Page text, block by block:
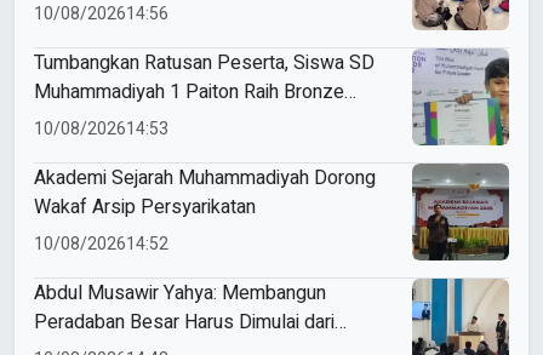
PCM
10/08/202614:56
Tumbangkan Ratusan Peserta, Siswa SD
Muhammadiyah 1 Paiton Raih Bronze
Medal di MEA 2026
10/08/202614:53
Akademi Sejarah Muhammadiyah Dorong
Wakaf Arsip Persyarikatan
10/08/202614:52
Abdul Musawir Yahya: Membangun
Peradaban Besar Harus Dimulai dari